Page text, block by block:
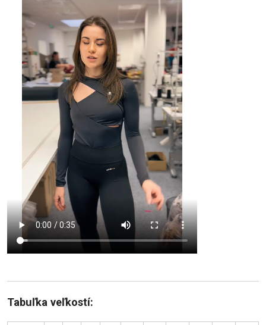
Tabuľka veľkostí: